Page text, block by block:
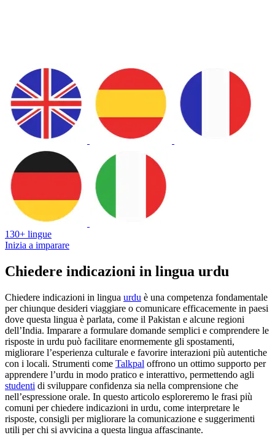
130+ lingue
Inizia a imparare
Chiedere indicazioni in lingua urdu
Chiedere indicazioni in lingua urdu è una competenza fondamentale
per chiunque desideri viaggiare o comunicare efficacemente in paesi
dove questa lingua è parlata, come il Pakistan e alcune regioni
dell’India. Imparare a formulare domande semplici e comprendere le
risposte in urdu può facilitare enormemente gli spostamenti,
migliorare l’esperienza culturale e favorire interazioni più autentiche
con i locali. Strumenti come Talkpal offrono un ottimo supporto per
apprendere l’urdu in modo pratico e interattivo, permettendo agli
studenti di sviluppare confidenza sia nella comprensione che
nell’espressione orale. In questo articolo esploreremo le frasi più
comuni per chiedere indicazioni in urdu, come interpretare le
risposte, consigli per migliorare la comunicazione e suggerimenti
utili per chi si avvicina a questa lingua affascinante.